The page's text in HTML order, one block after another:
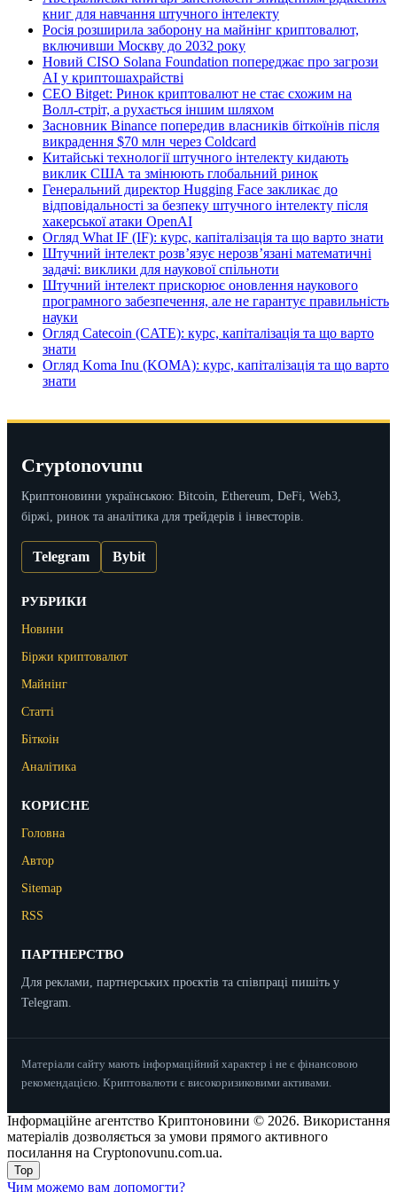
книг для навчання штучного інтелекту
Росія розширила заборону на майнінг криптовалют,
включивши Москву до 2032 року
Новий CISO Solana Foundation попереджає про загрози
AI у криптошахрайстві
CEO Bitget: Ринок криптовалют не стає схожим на
Волл-стріт, а рухається іншим шляхом
Засновник Binance попередив власників біткоїнів після
викрадення $70 млн через Coldcard
Китайські технології штучного інтелекту кидають
виклик США та змінюють глобальний ринок
Генеральний директор Hugging Face закликає до
відповідальності за безпеку штучного інтелекту після
хакерської атаки OpenAI
Огляд What IF (IF): курс, капіталізація та що варто знати
Штучний інтелект розв’язує нерозв’язані математичні
задачі: виклики для наукової спільноти
Штучний інтелект прискорює оновлення наукового
програмного забезпечення, але не гарантує правильність
науки
Огляд Catecoin (CATE): курс, капіталізація та що варто
знати
Огляд Koma Inu (KOMA): курс, капіталізація та що варто
знати
Cryptonovunu
Криптоновини українською: Bitcoin, Ethereum, DeFi, Web3,
біржі, ринок та аналітика для трейдерів і інвесторів.
Telegram Bybit
РУБРИКИ
Новини
Біржи криптовалют
Майнінг
Статті
Біткоін
Аналітика
КОРИСНЕ
Головна
Автор
Sitemap
RSS
ПАРТНЕРСТВО
Для реклами, партнерських проєктів та співпраці пишіть у
Telegram.
Матеріали сайту мають інформаційний характер і не є фінансовою
рекомендацією. Криптовалюти є високоризиковими активами.
Інформаційне агентство Криптоновини © 2026. Використання
матеріалів дозволяється за умови прямого активного
посилання на Cryptonovunu.com.ua.
Top
Чим можемо вам допомогти?